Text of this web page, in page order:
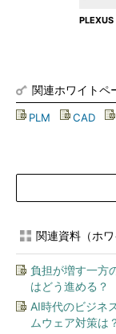
関連ホワイトペ
PLM CAD
関連資料（ホワ
負担が増す一方
はどう進める？
AI時代のビジネ
ムウェア対策は